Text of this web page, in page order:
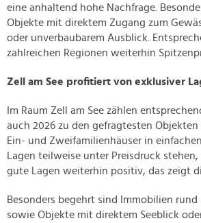
eine anhaltend hohe Nachfrage.
Objekte mit direktem Zugang zum
oder unverbaubarem Ausblick.
zahlreichen Regionen weiterhin
Zell am See profitiert von exklusiver
Im Raum Zell am See zählen
auch 2026 zu den gefragtesten
Ein- und Zweifamilienhäuser in
Lagen teilweise unter Preisdruck
gute Lagen weiterhin positiv, das zeigt
Besonders begehrt sind Immobilien rund
sowie Objekte mit direktem Seeblick